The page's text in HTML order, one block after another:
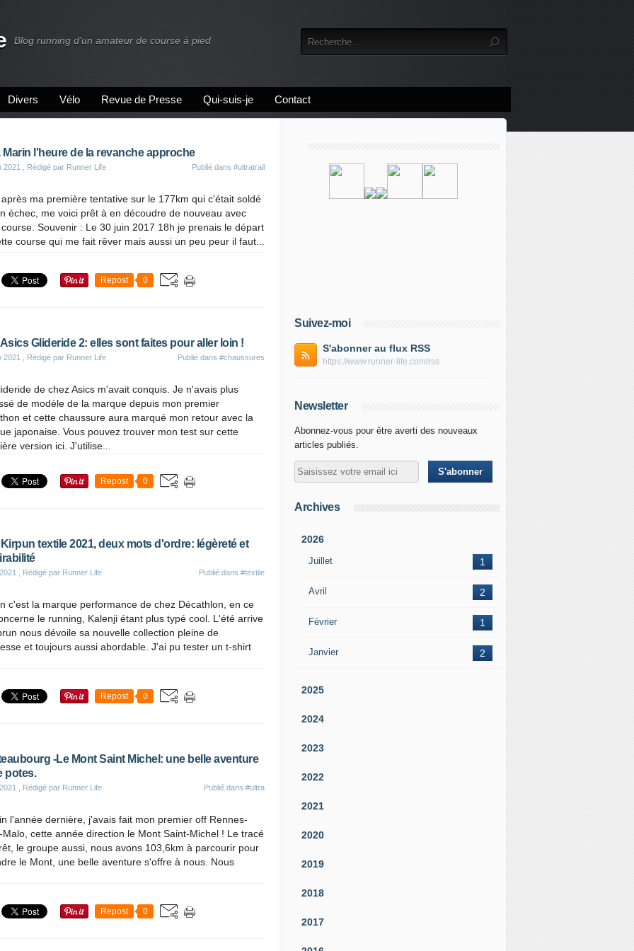
Blog running d'un amateur de course à pied
Divers Vélo Revue de Presse Qui-suis-je Contact
Marin l'heure de la revanche approche
2021 , Rédigé par Runner Life Publié dans #ultratrail
ma première tentative sur le 177km qui c'était soldé
échec, me voici prêt à en découdre de nouveau avec
Souvenir : Le 30 juin 2017 18h je prenais le départ
course qui me fait rêver mais aussi un peu peur il faut...
Repost 0
Glideride 2: elles sont faites pour aller loin !
2021 , Rédigé par Runner Life Publié dans #chaussures
de chez Asics m'avait conquis. Je n'avais plus
de modèle de la marque depuis mon premier
et cette chaussure aura marqué mon retour avec la
japonaise. Vous pouvez trouver mon test sur cette
version ici. J'utilise...
Repost 0
textile 2021, deux mots d'ordre: légèreté et
, Rédigé par Runner Life Publié dans #textile
c'est la marque performance de chez Décathlon, en ce
le running, Kalenji étant plus typé cool. L'été arrive
nous dévoile sa nouvelle collection pleine de
et toujours aussi abordable. J'ai pu tester un t-shirt
Repost 0
-Le Mont Saint Michel: une belle aventure
potes.
, Rédigé par Runner Life Publié dans #ultra
l'année dernière, j'avais fait mon premier off Rennes-
Malo, cette année direction le Mont Saint-Michel ! Le tracé
le groupe aussi, nous avons 103,6km à parcourir pour
le Mont, une belle aventure s'offre à nous. Nous
Repost 0
Suivez-moi
S'abonner au flux RSS
https://www.runner-life.com/rss
Newsletter
Abonnez-vous pour être averti des nouveaux
articles publiés.
Archives
2026
Juillet 1
Avril 2
Février 1
Janvier 2
2025
2024
2023
2022
2021
2020
2019
2018
2017